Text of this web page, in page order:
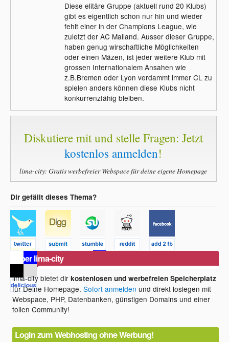
Diese elitäre Gruppe (aktuell rund 20 Klubs)
gibt es eigentlich schon nur hin und wieder
fehlt einer in der Champions League, wie
zuletzt der AC Mailand. Ausser dieser Gruppe,
haben genug wirschaftliche Möglichkeiten
oder einen Mäzen, ist jeder weitere Klub mit
grossen Internationalem Ansahen wie
z.B.Bremen oder Lyon verdammt immer CL zu
spielen anders können diese Klubs nicht
konkurrenzfähig bleiben.
Diskutiere mit und stelle Fragen: Jetzt
kostenlos anmelden!
lima-city: Gratis werbefreier Webspace für deine eigene Homepage
Dir gefällt dieses Thema?
Über lima-city
lima-city bietet dirkostenlosen und werbefreien Speicherplatz
für Deine Homepage.Sofort anmelden und direkt loslegen mit
Webspace, PHP, Datenbanken, günstigen Domains und einer
tollen Community!
Login zum Webhosting ohne Werbung!